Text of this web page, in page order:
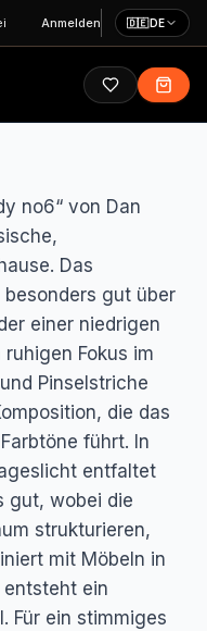
Anmelden 🇩🇪DE
no6“ von Dan
Das
gut über
einer niedrigen
Fokus im
Pinselstriche
die das
führt. In
entfaltet
gut, wobei die
strukturieren,
mit Möbeln in
entsteht ein
Für ein stimmiges